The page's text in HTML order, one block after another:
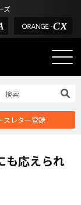
ズ
スレター登録
も応えられ